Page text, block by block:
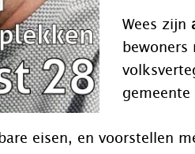
Wees zijn
bewoners
eisen, en voorstellen